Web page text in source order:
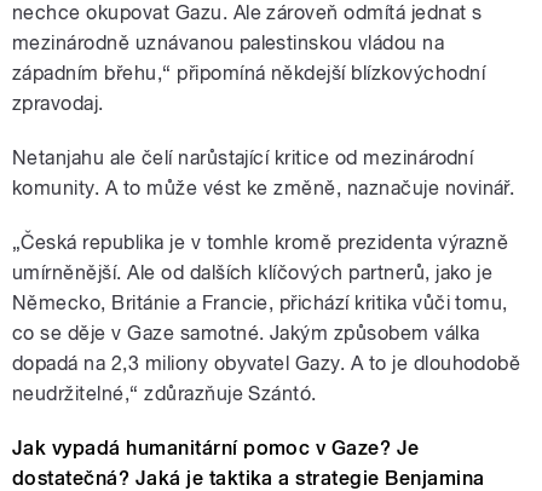
nechce okupovat Gazu. Ale zároveň odmítá jednat s
mezinárodně uznávanou palestinskou vládou na
západním břehu,“ připomíná někdejší blízkovýchodní
zpravodaj.
Netanjahu ale čelí narůstající kritice od mezinárodní
komunity. A to může vést ke změně, naznačuje novinář.
„Česká republika je v tomhle kromě prezidenta výrazně
umírněnější. Ale od dalších klíčových partnerů, jako je
Německo, Británie a Francie, přichází kritika vůči tomu,
co se děje v Gaze samotné. Jakým způsobem válka
dopadá na 2,3 miliony obyvatel Gazy. A to je dlouhodobě
neudržitelné,“ zdůrazňuje Szántó.
Jak vypadá humanitární pomoc v Gaze? Je
dostatečná? Jaká je taktika a strategie Benjamina